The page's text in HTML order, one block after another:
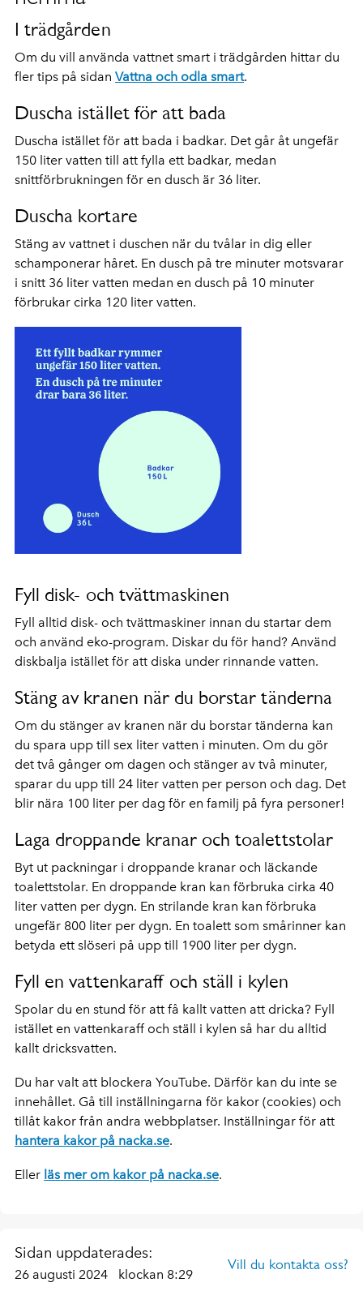
I trädgården
Om du vill använda vattnet smart i trädgården hittar du
fler tips på sidan Vattna och odla smart.
Duscha istället för att bada
Duscha istället för att bada i badkar. Det går åt ungefär
150 liter vatten till att fylla ett badkar, medan
snittförbrukningen för en dusch är 36 liter.
Duscha kortare
Stäng av vattnet i duschen när du tvålar in dig eller
schamponerar håret. En dusch på tre minuter motsvarar
i snitt 36 liter vatten medan en dusch på 10 minuter
förbrukar cirka 120 liter vatten.
Fyll disk- och tvättmaskinen
Fyll alltid disk- och tvättmaskiner innan du startar dem
och använd eko-program. Diskar du för hand? Använd
diskbalja istället för att diska under rinnande vatten.
Stäng av kranen när du borstar tänderna
Om du stänger av kranen när du borstar tänderna kan
du spara upp till sex liter vatten i minuten. Om du gör
det två gånger om dagen och stänger av två minuter,
sparar du upp till 24 liter vatten per person och dag. Det
blir nära 100 liter per dag för en familj på fyra personer!
Laga droppande kranar och toalettstolar
Byt ut packningar i droppande kranar och läckande
toalettstolar. En droppande kran kan förbruka cirka 40
liter vatten per dygn. En strilande kran kan förbruka
ungefär 800 liter per dygn. En toalett som smårinner kan
betyda ett slöseri på upp till 1900 liter per dygn.
Fyll en vattenkaraff och ställ i kylen
Spolar du en stund för att få kallt vatten att dricka? Fyll
istället en vattenkaraff och ställ i kylen så har du alltid
kallt dricksvatten.
Du har valt att blockera YouTube. Därför kan du inte se
innehållet. Gå till inställningarna för kakor (cookies) och
tillåt kakor från andra webbplatser. Inställningar för att
hantera kakor på nacka.se.
Eller läs mer om kakor på nacka.se.
Sidan uppdaterades:
26 augusti 2024 klockan 8:29
Vill du kontakta oss?